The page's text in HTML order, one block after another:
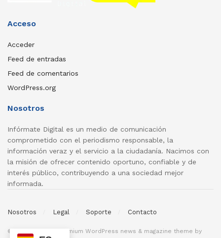
Acceso
Acceder
Feed de entradas
Feed de comentarios
WordPress.org
Nosotros
Infórmate Digital es un medio de comunicación
comprometido con el periodismo responsable, la
información veraz y el servicio a la ciudadanía. Nacimos con
la misión de ofrecer contenido oportuno, confiable y de
interés público, contribuyendo a una sociedad mejor
informada.
Nosotros Legal Soporte Contacto
© 2026
- Premium WordPress news & magazine theme by